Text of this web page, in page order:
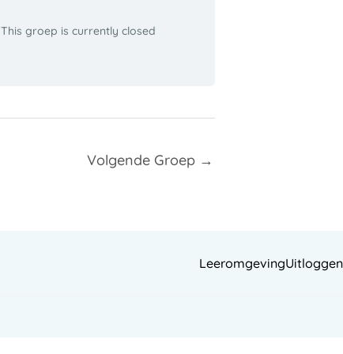
This groep is currently closed
Volgende Groep →
LeeromgevingUitloggen